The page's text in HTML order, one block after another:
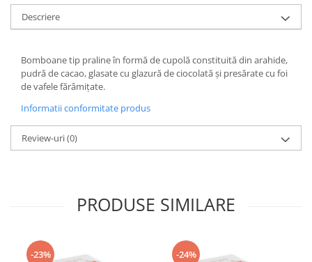
Descriere
Bomboane tip praline în formă de cupolă constituită din arahide,
pudră de cacao, glasate cu glazură de ciocolată şi presărate cu foi
de vafele fărâmiţate.
Informatii conformitate produs
Review-uri(0)
PRODUSE SIMILARE
-23% -24%